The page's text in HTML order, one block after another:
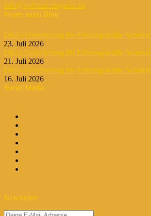
info@webinar-magazin.de
Neues ausm Blog
D&O-Versicherung für Führungskräfte Seminar
23. Juli 2026
D&O-Versicherung für Führungskräfte Seminar
21. Juli 2026
D&O-Versicherung für Führungskräfte Seminar
16. Juli 2026
Social Media
Newsletter